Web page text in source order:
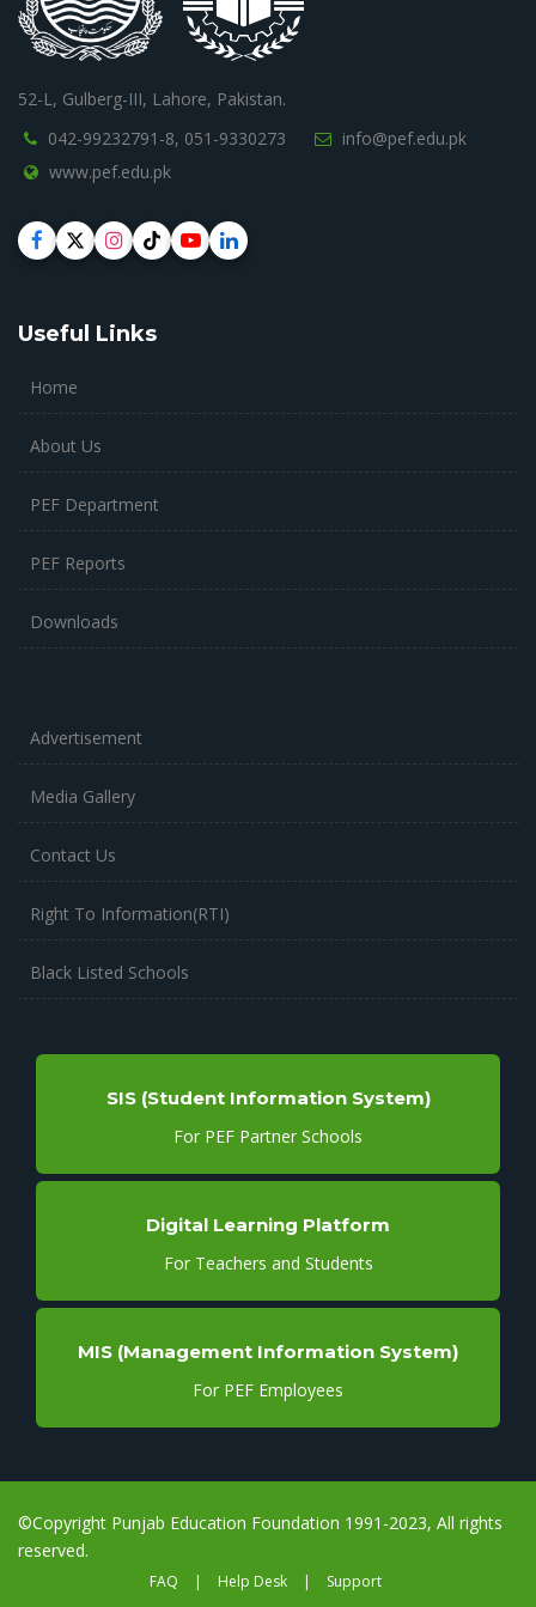
52-L, Gulberg-III, Lahore, Pakistan.
042-99232791-8, 051-9330273
info@pef.edu.pk
www.pef.edu.pk
Useful Links
Home
About Us
PEF Department
PEF Reports
Downloads
Advertisement
Media Gallery
Contact Us
Right To Information(RTI)
Black Listed Schools
SIS (Student Information System)
For PEF Partner Schools
Digital Learning Platform
For Teachers and Students
MIS (Management Information System)
For PEF Employees
©Copyright Punjab Education Foundation 1991-2023, All rights
reserved.
FAQ | Help Desk | Support